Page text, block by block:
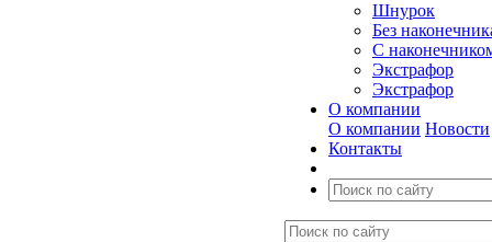
Шнурок
Без
С
Экстрафор
Экстрафор
О компании
О компании Новости
Контакты